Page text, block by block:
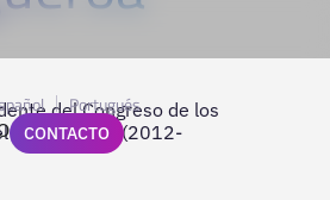
Portugués
CONTACTO
del Congreso de los
Reino Unido (2012-